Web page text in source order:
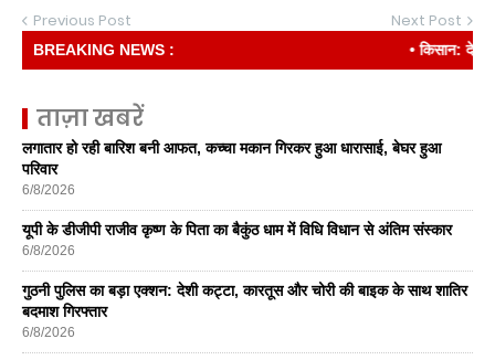
Previous Post Next Post
BREAKING NEWS : • किसान: देश की रीढ़
ताज़ा खबरें
लगातार हो रही बारिश बनी आफत, कच्चा मकान गिरकर हुआ धारासाई, बेघर हुआ
परिवार
6/8/2026
यूपी के डीजीपी राजीव कृष्ण के पिता का बैकुंठ धाम में विधि विधान से अंतिम संस्कार
6/8/2026
गुठनी पुलिस का बड़ा एक्शन: देशी कट्टा, कारतूस और चोरी की बाइक के साथ शातिर
बदमाश गिरफ्तार
6/8/2026